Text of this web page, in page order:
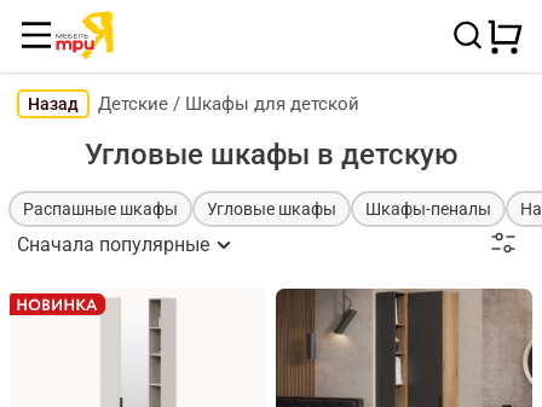
Назад Детские / Шкафы для детской
Угловые шкафы в детскую
Распашные шкафы Угловые шкафы Шкафы-пеналы
Сначала популярные